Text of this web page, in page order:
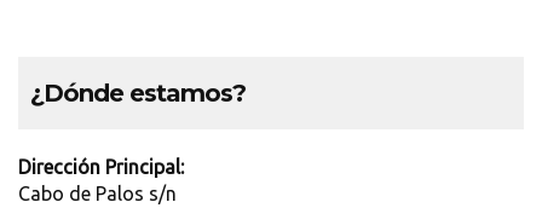
¿Dónde estamos?
Dirección Principal:
Cabo de Palos s/n